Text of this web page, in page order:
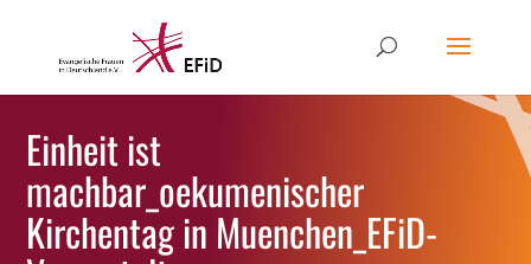
Einheit ist
machbar_oekumenischer
Kirchentag in Muenchen_EFiD-